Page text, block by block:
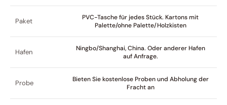
Paket
PVC-Tasche für jedes Stück. Kartons mit
Palette/ohne Palette/Holzkisten
Hafen
Ningbo/Shanghai, China. Oder anderer Hafen
auf Anfrage.
Probe
Bieten Sie kostenlose Proben und Abholung der
Fracht an